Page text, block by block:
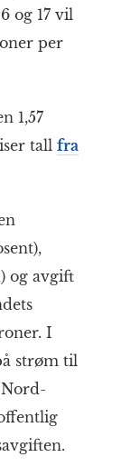
og 17 vil
per
1,57
tall fra
og avgift
I
strøm til